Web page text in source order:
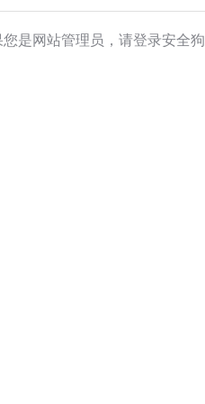
您是网站管理员，请登录安全狗